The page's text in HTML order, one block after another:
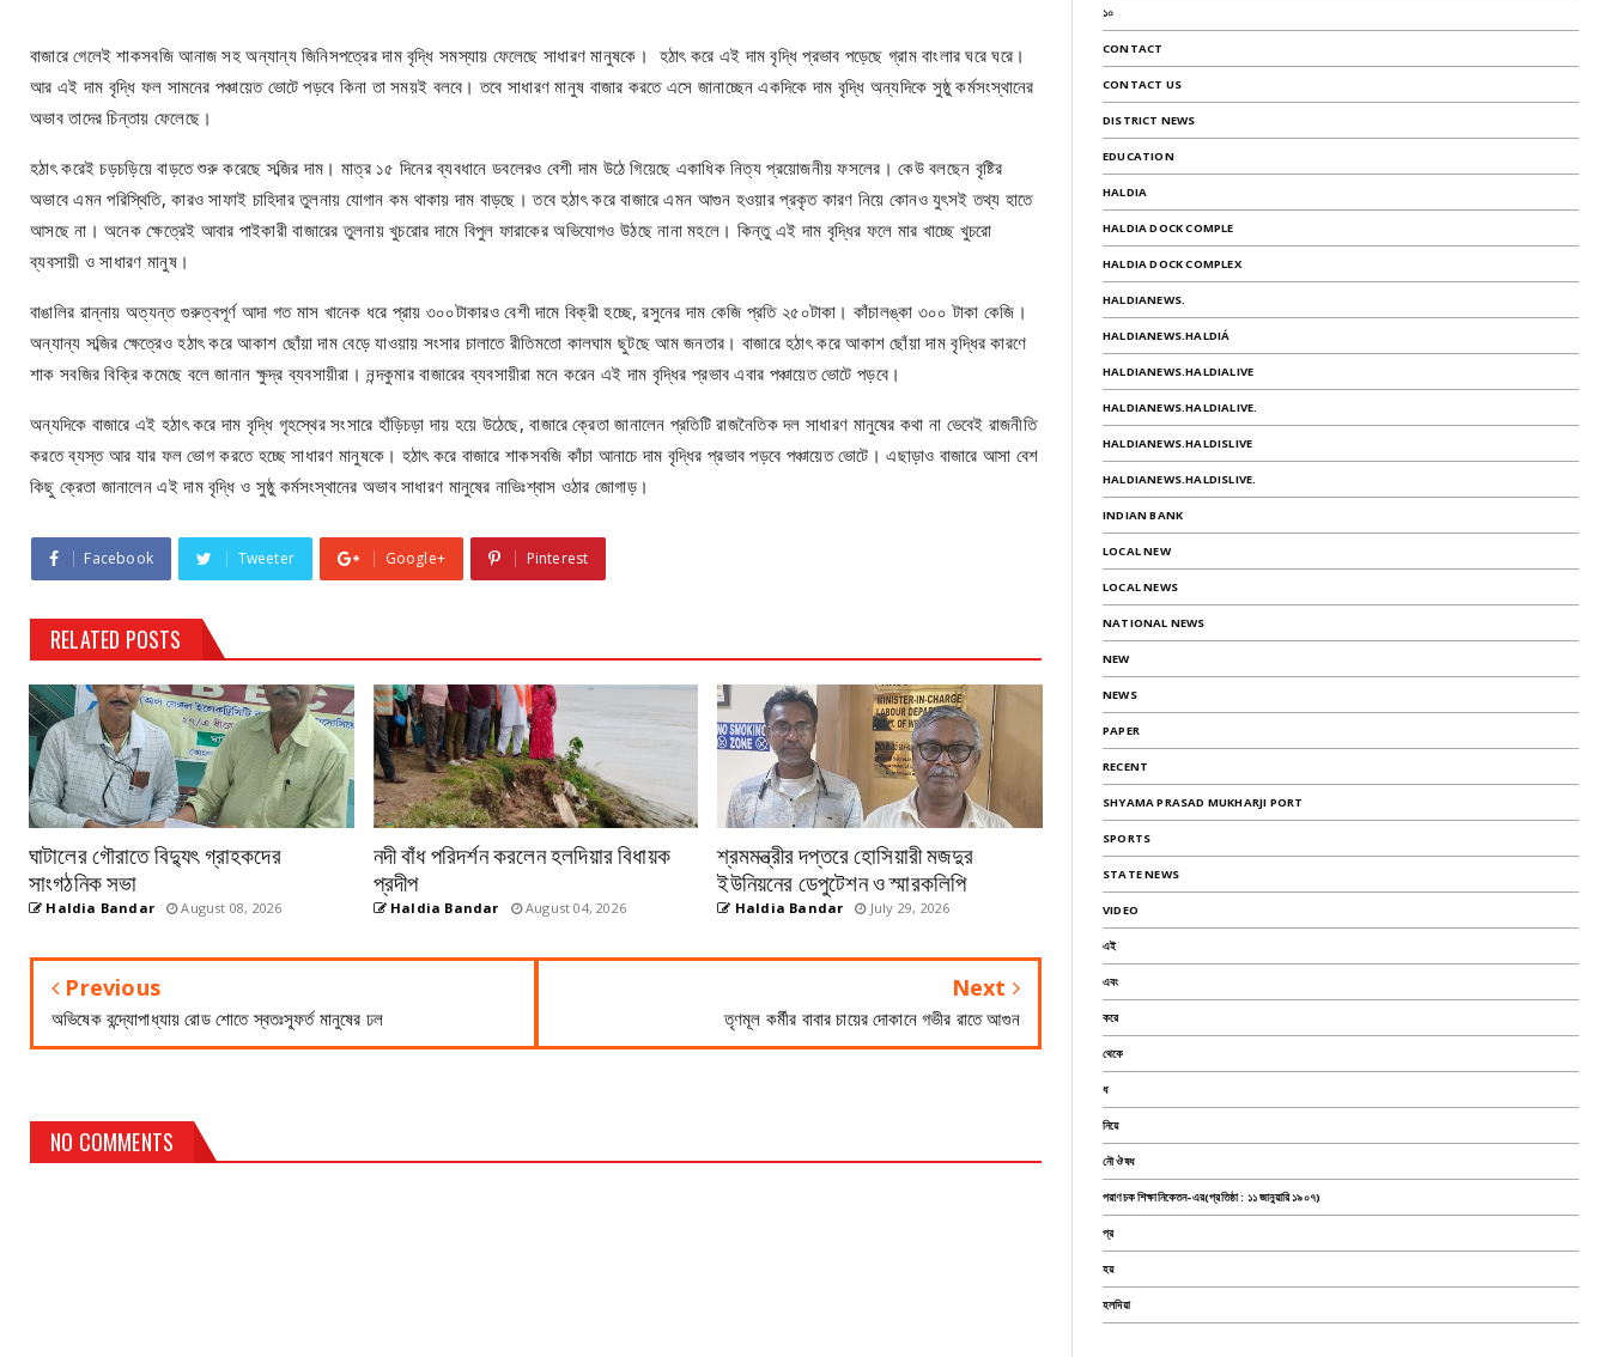
বাজারে গেলেই শাকসবজি আনাজ সহ অন্যান্য জিনিসপত্রের দাম বৃদ্ধি সমস্যায় ফেলেছে সাধারণ মানুষকে। হঠাৎ করে এই দাম বৃদ্ধি প্রভাব পড়েছে গ্রাম বাংলার ঘরে ঘরে।
আর এই দাম বৃদ্ধি ফল সামনের পঞ্চায়েত ভোটে পড়বে কিনা তা সময়ই বলবে। তবে সাধারণ মানুষ বাজার করতে এসে জানাচ্ছেন একদিকে দাম বৃদ্ধি অন্যদিকে সুষ্ঠু কর্মসংস্থানের
অভাব তাদের চিন্তায় ফেলেছে।
হঠাৎ করেই চড়চড়িয়ে বাড়তে শুরু করেছে সব্জির দাম। মাত্র ১৫ দিনের ব্যবধানে ডবলেরও বেশী দাম উঠে গিয়েছে একাধিক নিত্য প্রয়োজনীয় ফসলের। কেউ বলছেন বৃষ্টির
অভাবে এমন পরিস্থিতি, কারও সাফাই চাহিদার তুলনায় যোগান কম থাকায় দাম বাড়ছে। তবে হঠাৎ করে বাজারে এমন আগুন হওয়ার প্রকৃত কারণ নিয়ে কোনও যুৎসই তথ্য হাতে
আসছে না। অনেক ক্ষেত্রেই আবার পাইকারী বাজারের তুলনায় খুচরোর দামে বিপুল ফারাকের অভিযোগও উঠছে নানা মহলে। কিন্তু এই দাম বৃদ্ধির ফলে মার খাচ্ছে খুচরো
ব্যবসায়ী ও সাধারণ মানুষ।
বাঙালির রান্নায় অত্যন্ত গুরুত্বপূর্ণ আদা গত মাস খানেক ধরে প্রায় ৩০০টাকারও বেশী দামে বিক্রী হচ্ছে, রসুনের দাম কেজি প্রতি ২৫০টাকা। কাঁচালঙ্কা ৩০০ টাকা কেজি।
অন্যান্য সব্জির ক্ষেত্রেও হঠাৎ করে আকাশ ছোঁয়া দাম বেড়ে যাওয়ায় সংসার চালাতে রীতিমতো কালঘাম ছুটছে আম জনতার। বাজারে হঠাৎ করে আকাশ ছোঁয়া দাম বৃদ্ধির কারণে
শাক সবজির বিক্রি কমেছে বলে জানান ক্ষুদ্র ব্যবসায়ীরা। নন্দকুমার বাজারের ব্যবসায়ীরা মনে করেন এই দাম বৃদ্ধির প্রভাব এবার পঞ্চায়েত ভোটে পড়বে।
অন্যদিকে বাজারে এই হঠাৎ করে দাম বৃদ্ধি গৃহস্থের সংসারে হাঁড়িচড়া দায় হয়ে উঠেছে, বাজারে ক্রেতা জানালেন প্রতিটি রাজনৈতিক দল সাধারণ মানুষের কথা না ভেবেই রাজনীতি
করতে ব্যস্ত আর যার ফল ভোগ করতে হচ্ছে সাধারণ মানুষকে। হঠাৎ করে বাজারে শাকসবজি কাঁচা আনাচে দাম বৃদ্ধির প্রভাব পড়বে পঞ্চায়েত ভোটে। এছাড়াও বাজারে আসা বেশ
কিছু ক্রেতা জানালেন এই দাম বৃদ্ধি ও সুষ্ঠু কর্মসংস্থানের অভাব সাধারণ মানুষের নাভিঃশ্বাস ওঠার জোগাড়।
Facebook Tweeter Google+ Pinterest
RELATED POSTS
ঘাটালের গৌরাতে বিদ্যুৎ গ্রাহকদের
সাংগঠনিক সভা
Haldia Bandar August 08, 2026
নদী বাঁধ পরিদর্শন করলেন হলদিয়ার বিধায়ক
প্রদীপ
Haldia Bandar August 04, 2026
শ্রমমন্ত্রীর দপ্তরে হোসিয়ারী মজদুর
ইউনিয়নের ডেপুটেশন ও স্মারকলিপি
Haldia Bandar July 29, 2026
Previous
অভিষেক বন্দ্যোপাধ্যায় রোড শোতে স্বতঃস্ফূর্ত মানুষের ঢল
Next
তৃণমূল কর্মীর বাবার চায়ের দোকানে গভীর রাতে আগুন
NO COMMENTS
১০
CONTACT
CONTACT US
DISTRICT NEWS
EDUCATION
HALDIA
HALDIA DOCK COMPLE
HALDIA DOCK COMPLEX
HALDIANEWS.
HALDIANEWS.HALDIÁ
HALDIANEWS.HALDIALIVE
HALDIANEWS.HALDIALIVE.
HALDIANEWS.HALDISLIVE
HALDIANEWS.HALDISLIVE.
INDIAN BANK
LOCAL NEW
LOCAL NEWS
NATIONAL NEWS
NEW
NEWS
PAPER
RECENT
SHYAMA PRASAD MUKHARJI PORT
SPORTS
STATE NEWS
VIDEO
এই
এবং
করে
থেকে
ধ
নিয়ে
নৌ ঔষধ
পরাণচক শিক্ষানিকেতন-এর(প্রতিষ্ঠা : ১১ জানুয়ারি ১৯০৭)
প্র
হয়
হলদিয়া